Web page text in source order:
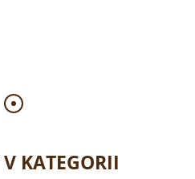
V KATEGORII